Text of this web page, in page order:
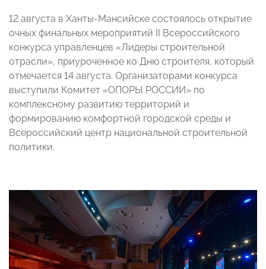
12 августа в Ханты-Мансийске состоялось открытие
очных финальных мероприятий II Всероссийского
конкурса управленцев «Лидеры строительной
отрасли», приуроченное ко Дню строителя, который
отмечается 14 августа. Организаторами конкурса
выступили Комитет «ОПОРЫ РОССИИ» по
комплексному развитию территорий и
формированию комфортной городской среды и
Всероссийский центр национальной строительной
политики.